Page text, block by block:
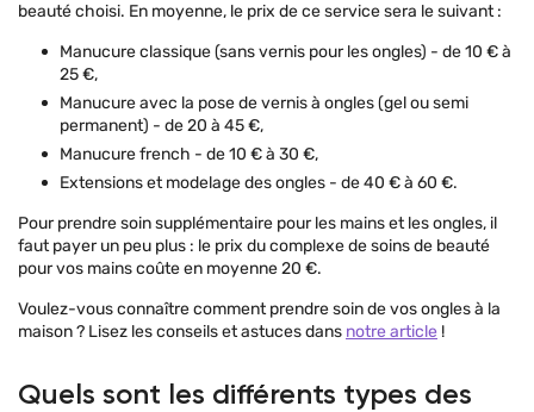
beauté choisi. En moyenne, le prix de ce service sera le suivant :
Manucure classique (sans vernis pour les ongles) - de 10 € à
25 €,
Manucure avec la pose de vernis à ongles (gel ou semi
permanent) - de 20 à 45 €,
Manucure french - de 10 € à 30 €,
Extensions et modelage des ongles - de 40 € à 60 €.
Pour prendre soin supplémentaire pour les mains et les ongles, il
faut payer un peu plus : le prix du complexe de soins de beauté
pour vos mains coûte en moyenne 20 €.
Voulez-vous connaître comment prendre soin de vos ongles à la
maison ? Lisez les conseils et astuces dans notre article !
Quels sont les différents types des